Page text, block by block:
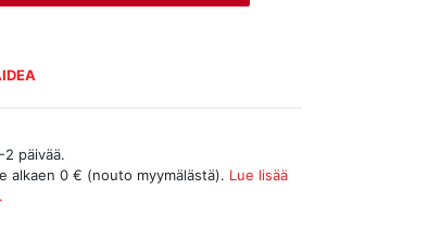
2 päivää.
alkaen 0 € (nouto myymälästä). Lue lisää